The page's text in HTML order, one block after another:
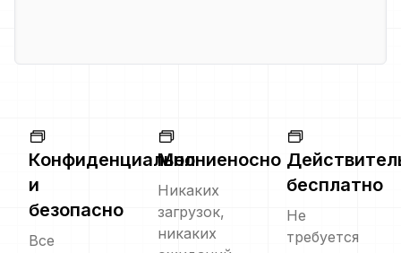
Конфиденциально
и
безопасно
Все
Молниеносно
Никаких
загрузок,
никаких
бесплатно
Не
требуется